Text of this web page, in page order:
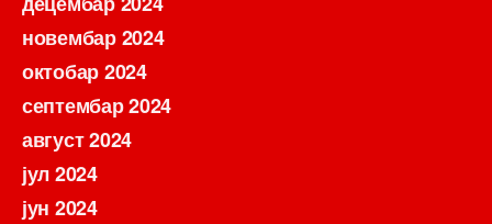
новембар 2024
октобар 2024
септембар 2024
август 2024
јул 2024
јун 2024